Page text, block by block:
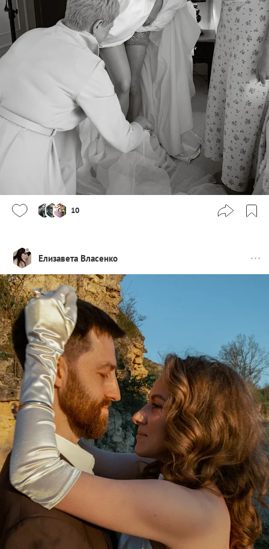
10
Елизавета Власенко